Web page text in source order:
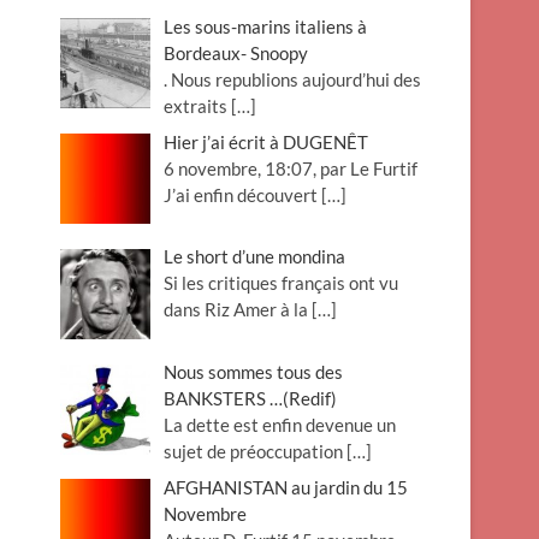
Les sous-marins italiens à
Bordeaux- Snoopy
. Nous republions aujourd’hui des
extraits […]
Hier j’ai écrit à DUGENÊT
6 novembre, 18:07, par Le Furtif
J’ai enfin découvert […]
Le short d’une mondina
Si les critiques français ont vu
dans Riz Amer à la […]
Nous sommes tous des
BANKSTERS …(Redif)
La dette est enfin devenue un
sujet de préoccupation […]
AFGHANISTAN au jardin du 15
Novembre